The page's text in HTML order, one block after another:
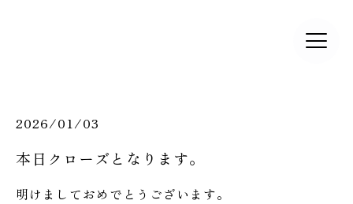
2026/01/03
本日クローズとなります。
明けましておめでとうございます。